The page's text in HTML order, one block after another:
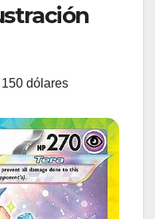
dólares